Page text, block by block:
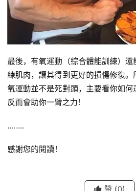
最後，有氧運動（綜合體能訓練）
練肌肉，讓其得到更好的損傷修復
氧運動並不是死對頭，主要看你如何
反而會助你一臂之力！
……..
感謝您的閱讀！
赞 (0)